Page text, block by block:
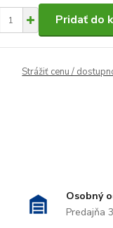
Pridať do
Strážiť cenu /
Osobný
Predajňa